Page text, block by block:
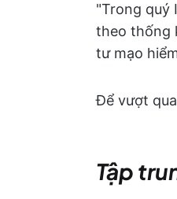
"Trong quý
theo thống
tư mạo
Để vượt
Tập